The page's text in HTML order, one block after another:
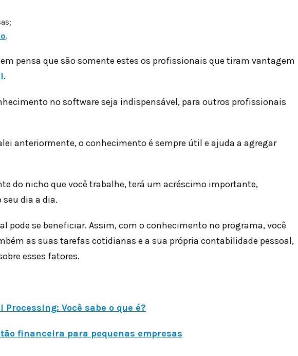
.
pensa que são somente estes os profissionais que tiram vantagem
.
no software seja indispensável, para outros profissionais
anteriormente, o conhecimento é sempre útil e ajuda a agregar
do nicho que você trabalhe, terá um acréscimo importante,
dia a dia.
pode se beneficiar. Assim, com o conhecimento no programa, você
as suas tarefas cotidianas e a sua própria contabilidade pessoal,
esses fatores.
Processing: Você sabe o que é?
financeira para pequenas empresas